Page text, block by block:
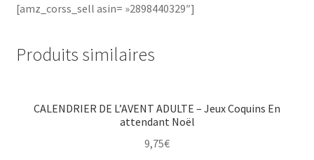
[amz_corss_sell asin= »2898440329″]
Produits similaires
CALENDRIER DE L’AVENT ADULTE – Jeux Coquins En
attendant Noël
9,75€